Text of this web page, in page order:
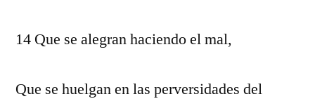
14 Que se alegran haciendo el mal,
Que se huelgan en las perversidades del